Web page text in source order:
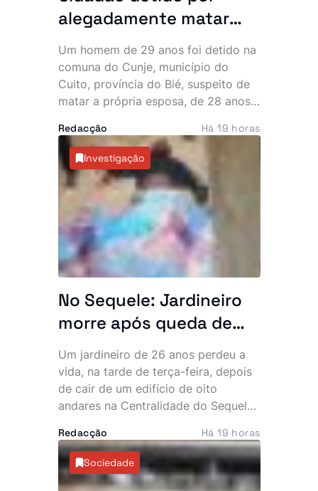
alegadamente matar
esposa grávida de oito
meses no Bié
Um homem de 29 anos foi detido na
comuna do Cunje, município do
Cuito, província do Bié, suspeito de
matar a própria esposa, de 28 anos,
meses. Segundo as autoridades, as
agressões terão provocado um parto
prematuro que culminou na morte do
bebé, seguindo-se depois o
falecimento da mulher devido à
gravidade dos ferimentos.
Redacção Há 19 horas
Investigação
No Sequele: Jardineiro
morre após queda de
edifício de oito andares.
Família suspeita de
crime e rejeita hipótese
de suicídio
Um jardineiro de 26 anos perdeu a
vida, na tarde de terça-feira, depois
de cair de um edifício de oito
andares na Centralidade do Sequele,
circunstâncias da morte
permanecem envoltas em mistério e
já motivaram a abertura de uma
Redacção Há 19 horas
Sociedade